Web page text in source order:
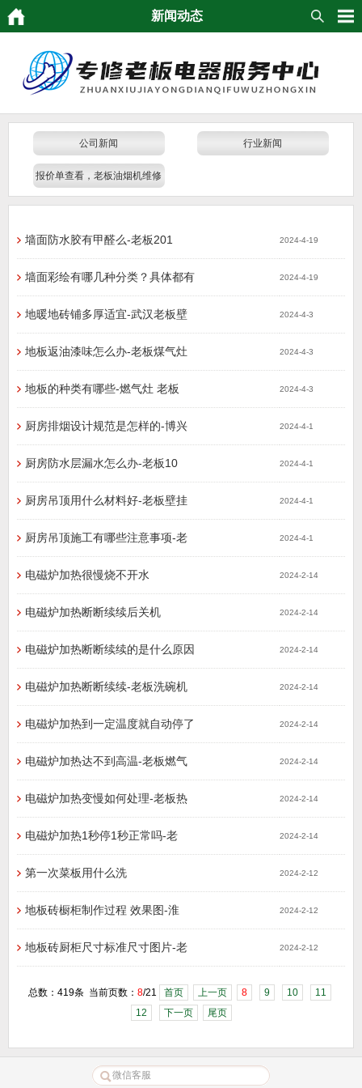
新闻动态
公司新闻 行业新闻
报价单查看，老板油烟机维修
墙面防水胶有甲醛么-老板201 2024-4-19
墙面彩绘有哪几种分类？具体都有 2024-4-19
地暖地砖铺多厚适宜-武汉老板壁 2024-4-3
地板返油漆味怎么办-老板煤气灶 2024-4-3
地板的种类有哪些-燃气灶 老板 2024-4-3
厨房排烟设计规范是怎样的-博兴 2024-4-1
厨房防水层漏水怎么办-老板10 2024-4-1
厨房吊顶用什么材料好-老板壁挂 2024-4-1
厨房吊顶施工有哪些注意事项-老 2024-4-1
电磁炉加热很慢烧不开水 2024-2-14
电磁炉加热断断续续后关机 2024-2-14
电磁炉加热断断续续的是什么原因 2024-2-14
电磁炉加热断断续续-老板洗碗机 2024-2-14
电磁炉加热到一定温度就自动停了 2024-2-14
电磁炉加热达不到高温-老板燃气 2024-2-14
电磁炉加热变慢如何处理-老板热 2024-2-14
电磁炉加热1秒停1秒正常吗-老 2024-2-14
第一次菜板用什么洗 2024-2-12
地板砖橱柜制作过程 效果图-淮 2024-2-12
地板砖厨柜尺寸标准尺寸图片-老 2024-2-12
总数：419条 当前页数： 8/21 首页 上一页 8 9 10
11
12
下一页 尾页